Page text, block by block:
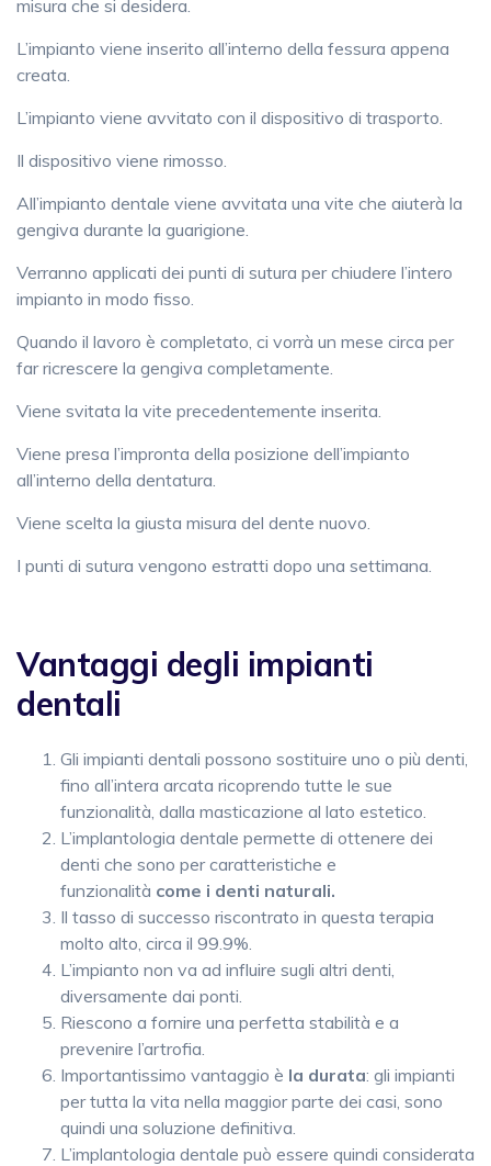
misura che si desidera.
L’impianto viene inserito all’interno della fessura appena
creata.
L’impianto viene avvitato con il dispositivo di trasporto.
Il dispositivo viene rimosso.
All’impianto dentale viene avvitata una vite che aiuterà la
gengiva durante la guarigione.
Verranno applicati dei punti di sutura per chiudere l’intero
impianto in modo fisso.
Quando il lavoro è completato, ci vorrà un mese circa per
far ricrescere la gengiva completamente.
Viene svitata la vite precedentemente inserita.
Viene presa l’impronta della posizione dell’impianto
all’interno della dentatura.
Viene scelta la giusta misura del dente nuovo.
I punti di sutura vengono estratti dopo una settimana.
Vantaggi degli impianti
dentali
Gli impianti dentali possono sostituire uno o più denti,
fino all’intera arcata ricoprendo tutte le sue
funzionalità, dalla masticazione al lato estetico.
L’implantologia dentale permette di ottenere dei
denti che sono per caratteristiche e
funzionalità come i denti naturali.
Il tasso di successo riscontrato in questa terapia
molto alto, circa il 99.9%.
L’impianto non va ad influire sugli altri denti,
diversamente dai ponti.
Riescono a fornire una perfetta stabilità e a
prevenire l’artrofia.
Importantissimo vantaggio è la durata: gli impianti
per tutta la vita nella maggior parte dei casi, sono
quindi una soluzione definitiva.
L’implantologia dentale può essere quindi considerata